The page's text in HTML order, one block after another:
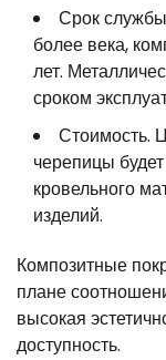
Срок
более века,
лет.
сроком
Стоимость.
черепицы
кровельного
изделий.
Композитные
плане
высокая
доступность.